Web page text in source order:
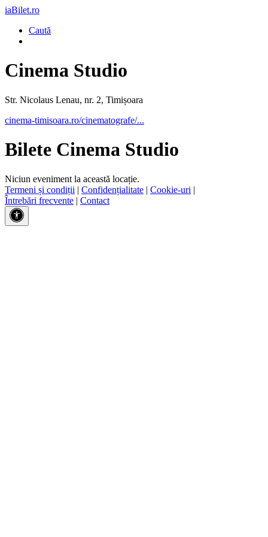
iaBilet.ro
Caută
Cinema Studio
Str. Nicolaus Lenau, nr. 2, Timișoara
cinema-timisoara.ro/cinematografe/...
Bilete Cinema Studio
Niciun eveniment la această locație.
Termeni și condiții | Confidențialitate | Cookie-uri |
Întrebări frecvente | Contact